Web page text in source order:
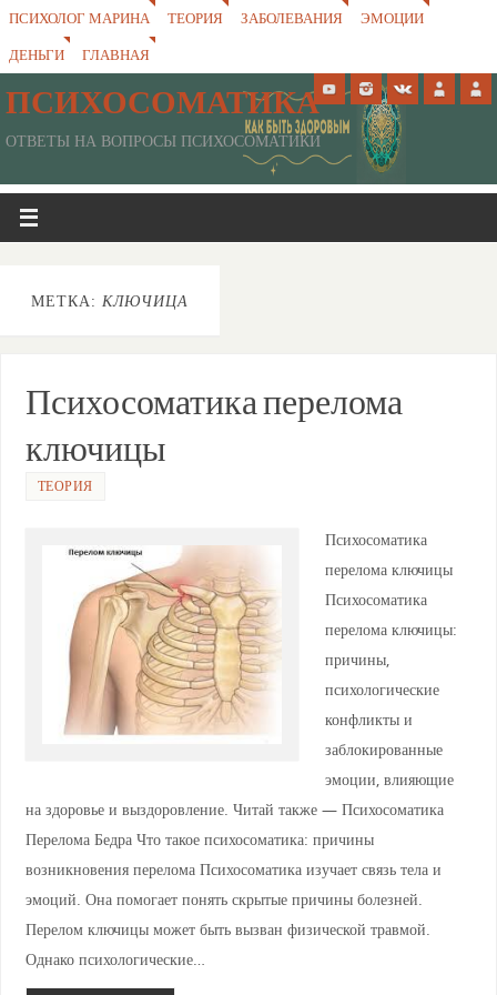
ПСИХОЛОГ МАРИНА ТЕОРИЯ ЗАБОЛЕВАНИЯ
ЭМОЦИИ
ДЕНЬГИ
ГЛАВНАЯ
ПСИХОСОМАТИКА
ОТВЕТЫ НА ВОПРОСЫ ПСИХОСОМАТИКИ
МЕТКА: КЛЮЧИЦА
Психосоматика перелома
ключицы
ТЕОРИЯ
Психосоматика
перелома ключицы
Психосоматика
перелома ключицы:
причины,
психологические
конфликты и
заблокированные
эмоции, влияющие
на здоровье и выздоровление. Читай также — Психосоматика
Перелома Бедра Что такое психосоматика: причины
возникновения перелома Психосоматика изучает связь тела и
эмоций. Она помогает понять скрытые причины болезней.
Перелом ключицы может быть вызван физической травмой.
Однако психологические…